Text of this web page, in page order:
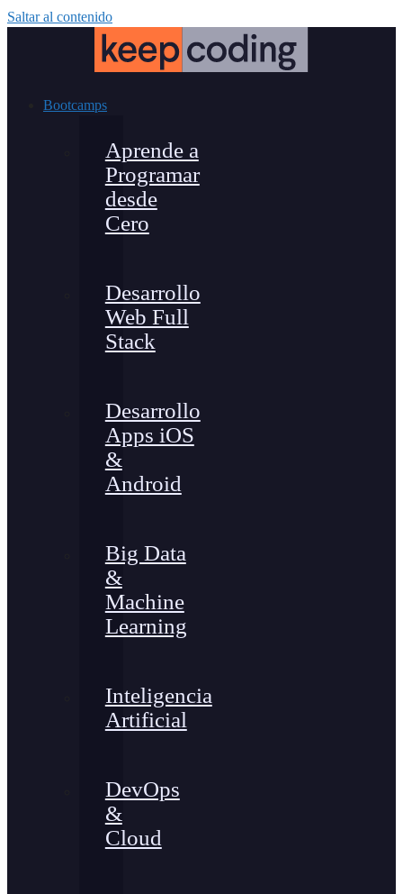
Saltar al contenido
Bootcamps
Aprende a
Programar
desde
Cero
Desarrollo
Web Full
Stack
Desarrollo
Apps iOS
&
Android
Big Data
&
Machine
Learning
Inteligencia
Artificial
DevOps
&
Cloud